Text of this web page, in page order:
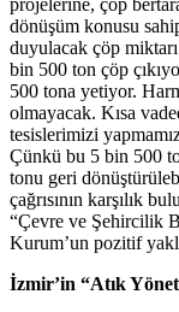
dönüşüm konusu
duyulacak çöp
bin 500 ton çöp
500 tona yetiyor.
olmayacak. Kısa
tesislerimizi
Çünkü bu 5 bin 500
tonu geri
çağrısının karşılık
“Çevre ve Şehircilik
Kurum’un pozitif
İzmir’in “Atık